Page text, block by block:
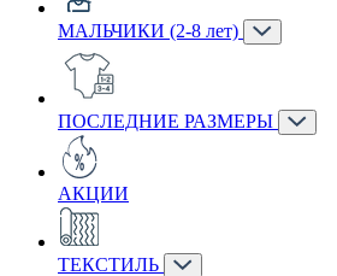
МАЛЬЧИКИ (2-8 лет)
ПОСЛЕДНИЕ РАЗМЕРЫ
АКЦИИ
ТЕКСТИЛЬ